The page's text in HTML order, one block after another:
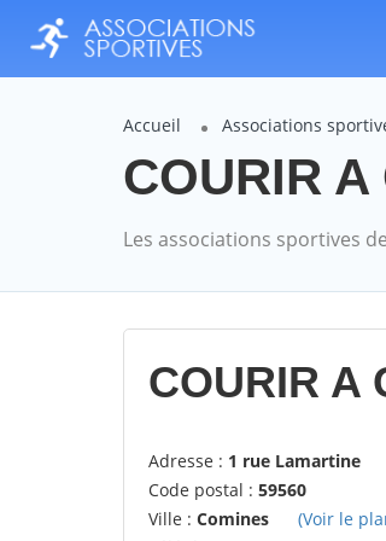
Accueil Associations
COURIR
Les associations sportives
COURIR A
Adresse : 1 rue Lamartine
Code postal : 59560
Ville : Comines
(Voir le